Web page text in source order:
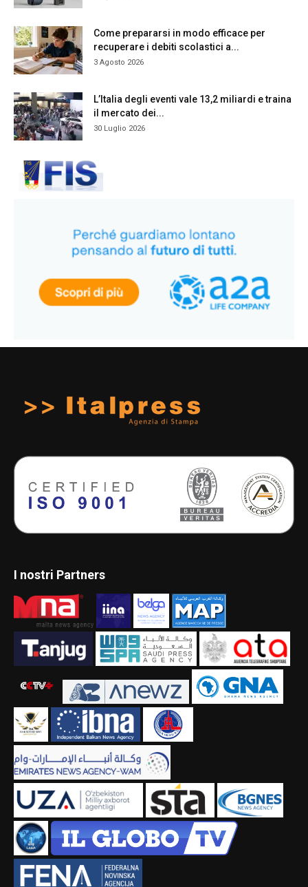
Come prepararsi in modo efficace per
recuperare i debiti scolastici a...
3 Agosto 2026
L’Italia degli eventi vale 13,2 miliardi e traina
il mercato dei...
30 Luglio 2026
I nostri Partners